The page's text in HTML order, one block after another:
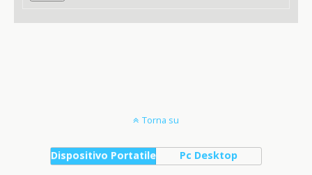
Torna su
Dispositivo Portatile Pc Desktop